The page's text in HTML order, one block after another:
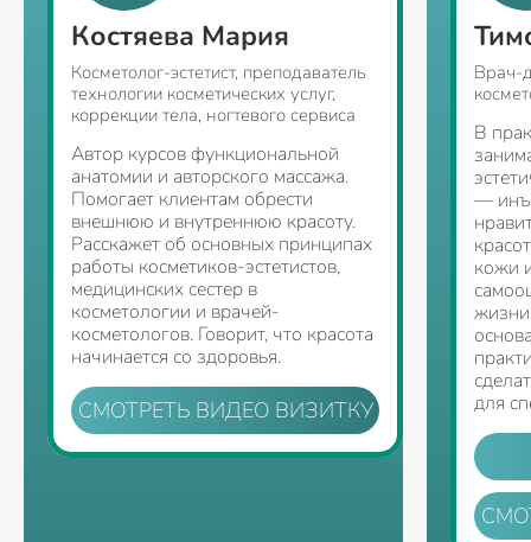
Костяева Мария
Косметолог-эстетист, преподаватель
технологии косметических услуг,
коррекции тела, ногтевого сервиса
Автор курсов функциональной
анатомии и авторского массажа.
Помогает клиентам обрести
внешнюю и внутреннюю красоту.
Расскажет об основных принципах
работы косметиков-эстетистов,
медицинских сестер в
косметологии и врачей-
косметологов. Говорит, что красота
начинается со здоровья.
СМОТРЕТЬ ВИДЕО ВИЗИТКУ
Врач-
В
—
кожи
для